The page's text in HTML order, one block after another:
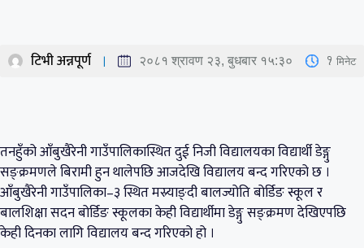
टिभी अन्नपूर्ण २०८१ श्रावण २३, बुधबार १५:३० 1 मिनेट
तनहुँको आँबुखैरेनी गाउँपालिकास्थित दुई निजी विद्यालयका विद्यार्थी डेङ्गु
सङ्क्रमणले बिरामी हुन थालेपछि आजदेखि विद्यालय बन्द गरिएको छ ।
आँबुखैरेनी गाउँपालिका–३ स्थित मस्र्याङ्दी बालज्योति बोर्डिङ स्कूल र
बालशिक्षा सदन बोर्डिङ स्कूलका केही विद्यार्थीमा डेङ्गु सङ्क्रमण देखिएपछि
केही दिनका लागि विद्यालय बन्द गरिएको हो ।